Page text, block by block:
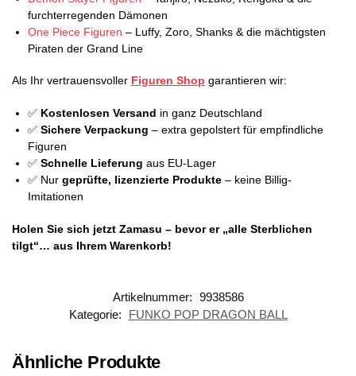
furchterregenden Dämonen
One Piece Figuren – Luffy, Zoro, Shanks & die mächtigsten
Piraten der Grand Line
Als Ihr vertrauensvoller Figuren Shop garantieren wir:
✅ Kostenlosen Versand in ganz Deutschland
✅ Sichere Verpackung – extra gepolstert für empfindliche
Figuren
✅ Schnelle Lieferung aus EU-Lager
✅ Nur geprüfte, lizenzierte Produkte – keine Billig-
Imitationen
Holen Sie sich jetzt Zamasu – bevor er „alle Sterblichen
tilgt“… aus Ihrem Warenkorb!
Artikelnummer: 9938586
Kategorie:
FUNKO POP DRAGON BALL
Ähnliche Produkte